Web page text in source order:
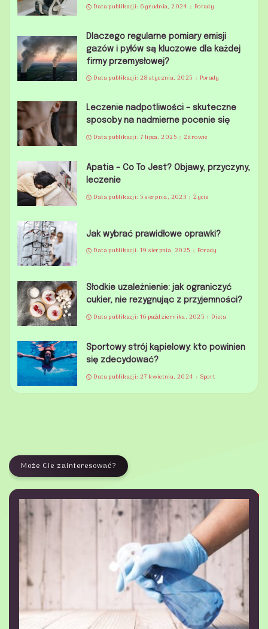
Data publikacji: 6 grudnia, 2024 Porady
Dlaczego regularne pomiary emisji
gazów i pyłów są kluczowe dla każdej
firmy przemysłowej?
Data publikacji: 28 stycznia, 2025 Porady
Leczenie nadpotliwości – skuteczne
sposoby na nadmierne pocenie się
Data publikacji: 7 lipca, 2025 Zdrowie
Apatia – Co To Jest? Objawy, przyczyny,
leczenie
Data publikacji: 5 sierpnia, 2023 Życie
Jak wybrać prawidłowe oprawki?
Data publikacji: 19 sierpnia, 2025 Porady
Słodkie uzależnienie: jak ograniczyć
cukier, nie rezygnując z przyjemności?
Data publikacji: 16 października, 2025 Dieta
Sportowy strój kąpielowy: kto powinien
się zdecydować?
Data publikacji: 27 kwietnia, 2024 Sport
Może Cie zainteresować?